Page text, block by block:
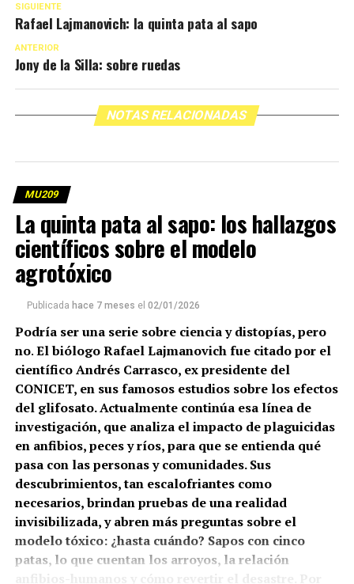
SIGUIENTE
Rafael Lajmanovich: la quinta pata al sapo
ANTERIOR
Jony de la Silla: sobre ruedas
NOTAS RELACIONADAS
MU209
La quinta pata al sapo: los hallazgos
científicos sobre el modelo
agrotóxico
Publicada hace 7 meses el 02/01/2026
Podría ser una serie sobre ciencia y distopías, pero
no.El biólogoRafael Lajmanovich fue citado por el
científico Andrés Carrasco, ex presidente del
CONICET, en sus famosos estudios sobre los efectos
del glifosato. Actualmente continúa esa línea de
investigación, que analiza el impacto de plaguicidas
en anfibios, peces y ríos, para que se entienda qué
pasa con las personas y comunidades. Sus
descubrimientos, tan escalofriantes como
necesarios, brindan pruebas de una realidad
invisibilizada, y abren más preguntas sobre el
modelo tóxico: ¿hasta cuándo? Sapos con cinco
patas, lo que cuentan los arroyos, la relación